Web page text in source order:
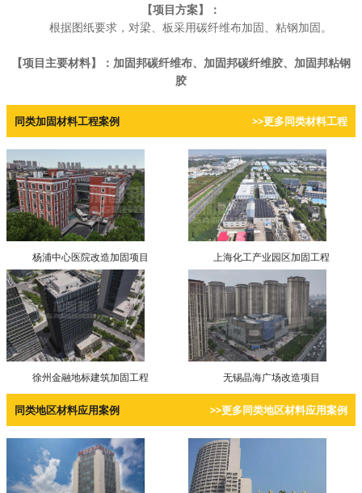
【项目方案】：
根据图纸要求，对梁、板采用碳纤维布加固、粘钢加固。
【项目主要材料】：加固邦碳纤维布、加固邦碳纤维胶、加固邦粘钢
胶
同类加固材料工程案例 >>更多同类材料工程
杨浦中心医院改造加固项目 上海化工产业园区加固工程
徐州金融地标建筑加固工程 无锡晶海广场改造项目
同类地区材料应用案例 >>更多同类地区材料应用案例